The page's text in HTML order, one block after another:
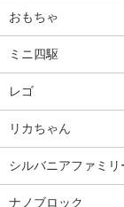
おもちゃ
ミニ四駆
レゴ
リカちゃん
シルバニアファミリ
ナノブロック